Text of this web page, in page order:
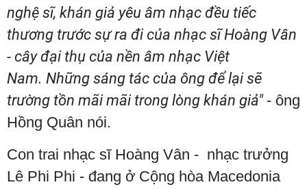
nghệ sĩ, khán giả yêu âm nhạc đều tiếc
thương trước sự ra đi của nhạc sĩ Hoàng Vân
- cây đại thụ của nền âm nhạc Việt
Nam. Những sáng tác của ông để lại sẽ
trường tồn mãi mãi trong lòng khán giả" - ông
Hồng Quân nói.
Con trai nhạc sĩ Hoàng Vân - nhạc trưởng
Lê Phi Phi - đang ở Cộng hòa Macedonia